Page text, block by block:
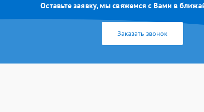
Оставьте заявку, мы свяжемся с Вами в
Заказать звонок